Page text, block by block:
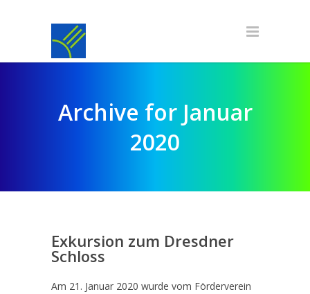
Archive for Januar
2020
Exkursion zum Dresdner
Schloss
Am 21. Januar 2020 wurde vom Förderverein